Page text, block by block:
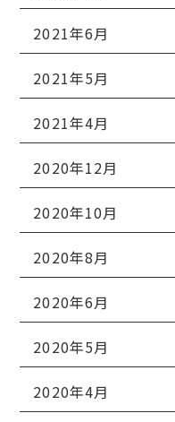
2021年6月
2021年5月
2021年4月
2020年12月
2020年10月
2020年8月
2020年6月
2020年5月
2020年4月